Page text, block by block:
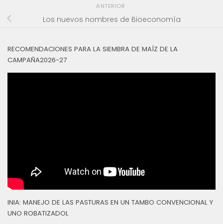
ANTERIOR
Los nuevos nombres de Bioeconomía
RECOMENDACIONES PARA LA SIEMBRA DE MAÍZ DE LA
CAMPAÑA2026-27
INIA: MANEJO DE LAS PASTURAS EN UN TAMBO CONVENCIONAL Y
UNO ROBATIZADOL